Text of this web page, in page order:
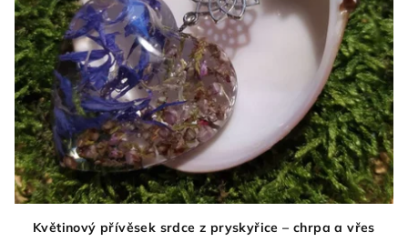
Květinový přívěsek srdce z pryskyřice – chrpa a vřes